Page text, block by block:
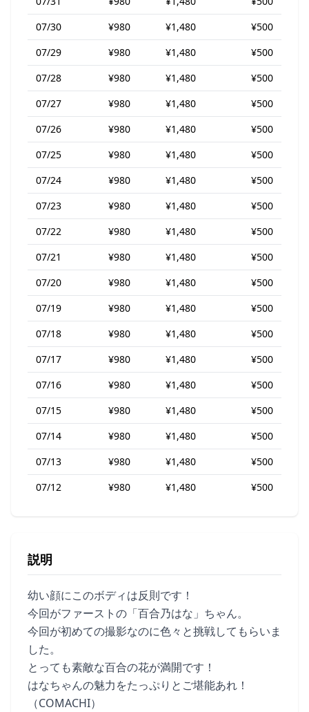
07/30
¥980 ¥1,480
¥500
07/29
¥980 ¥1,480
¥500
07/28
¥980 ¥1,480
¥500
07/27
¥980 ¥1,480
¥500
07/26
¥980 ¥1,480
¥500
07/25
¥980 ¥1,480
¥500
07/24
¥980 ¥1,480
¥500
07/23
¥980 ¥1,480
¥500
07/22
¥980 ¥1,480
¥500
07/21
¥980 ¥1,480
¥500
07/20
¥980 ¥1,480
¥500
07/19
¥980 ¥1,480
¥500
07/18
¥980 ¥1,480
¥500
07/17
¥980 ¥1,480
¥500
07/16
¥980 ¥1,480
¥500
07/15
¥980 ¥1,480
¥500
07/14
¥980 ¥1,480
¥500
07/13
¥980 ¥1,480
¥500
07/12
¥980 ¥1,480 ¥500
説明
幼い顔にこのボディは反則です！
今回がファーストの「百合乃はな」ちゃん。
今回が初めての撮影なのに色々と挑戦してもらいま
した。
とっても素敵な百合の花が満開です！
はなちゃんの魅力をたっぷりとご堪能あれ！
（COMACHI）